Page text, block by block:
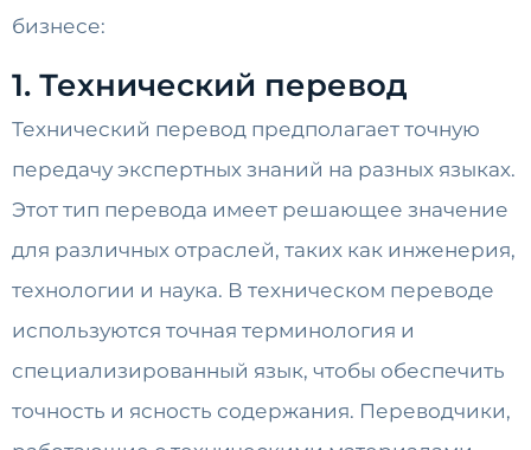
бизнесе:
1. Технический перевод
Технический перевод предполагает точную
передачу экспертных знаний на разных языках.
Этот тип перевода имеет решающее значение
для различных отраслей, таких как инженерия,
технологии и наука. В техническом переводе
используются точная терминология и
специализированный язык, чтобы обеспечить
точность и ясность содержания. Переводчики,